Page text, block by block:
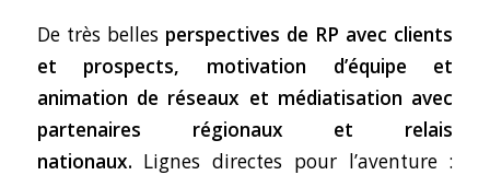
De très belles perspectives de RP avec clients
et prospects, motivation d’équipe et
animation de réseaux et médiatisation avec
partenaires régionaux et relais
nationaux. Lignes directes pour l’aventure :